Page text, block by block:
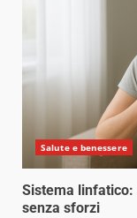
Salute e benessere
Sistema
senza sforzi